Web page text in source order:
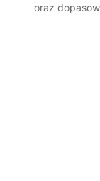
oraz